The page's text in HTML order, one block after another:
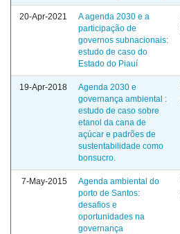
20-Apr-2021
A agenda 2030 e a
participação de
governos subnacionais:
estudo de caso do
Estado do Piauí
19-Apr-2018
Agenda 2030 e
governança ambiental :
estudo de caso sobre
etanol da cana de
açúcar e padrões de
sustentabilidade como
bonsucro.
7-May-2015
Agenda ambiental do
porto de Santos:
desafios e
oportunidades na
governança